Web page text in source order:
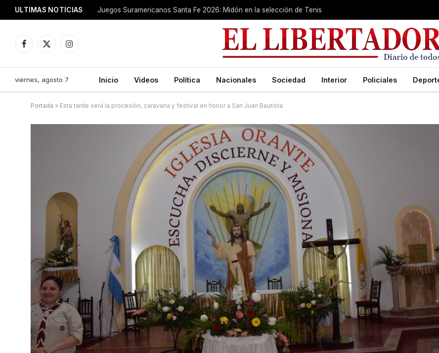
ULTIMAS NOTICIAS Juegos Suramericanos Santa Fe 2026: Midón en la selección de Tenis
Facebook
X
Instagram
viernes, agosto 7 Inicio Videos Política Nacionales Sociedad Interior Policiales
Portada » Esta tarde será la procesión, caravana y festival en honor a San Juan Bautista